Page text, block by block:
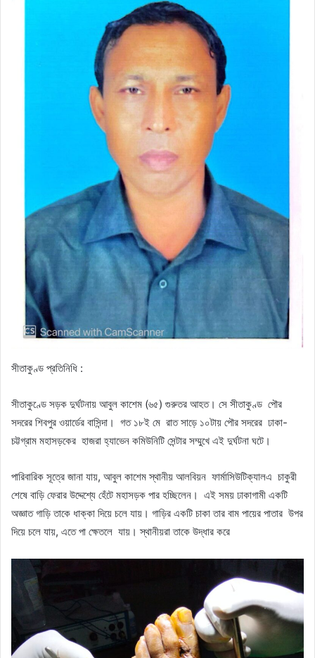
সীতাকুণ্ড প্রতিনিধি :
সীতাকুণ্ডে সড়ক দুর্ঘটনায় আবুল কাশেম (৬৫) গুরুতর আহত। সে সীতাকুণ্ড পৌর
সদরের শিবপুর ওয়ার্ডের বাসিন্দা। গত ১৮ই মে রাত সাড়ে ১০টায় পৌর সদরের ঢাকা-
চট্টগ্রাম মহাসড়কের হাজরা হ্যাভেন কমিউনিটি সেন্টার সম্মুখে এই দুর্ঘটনা ঘটে।
পারিবারিক সূত্রে জানা যায়, আবুল কাশেম স্থানীয় আলবিয়ন ফার্মাসিউটিক্যালএ চাকুরী
শেষে বাড়ি ফেরার উদ্দেশ্যে হেঁটে মহাসড়ক পার হচ্ছিলেন। এই সময় ঢাকাগামী একটি
অজ্ঞাত গাড়ি তাকে ধাক্কা দিয়ে চলে যায়। গাড়ির একটি চাকা তার বাম পায়ের পাতার উপর
দিয়ে চলে যায়, এতে পা ক্ষেতলে যায়। স্থানীয়রা তাকে উদ্ধার করে